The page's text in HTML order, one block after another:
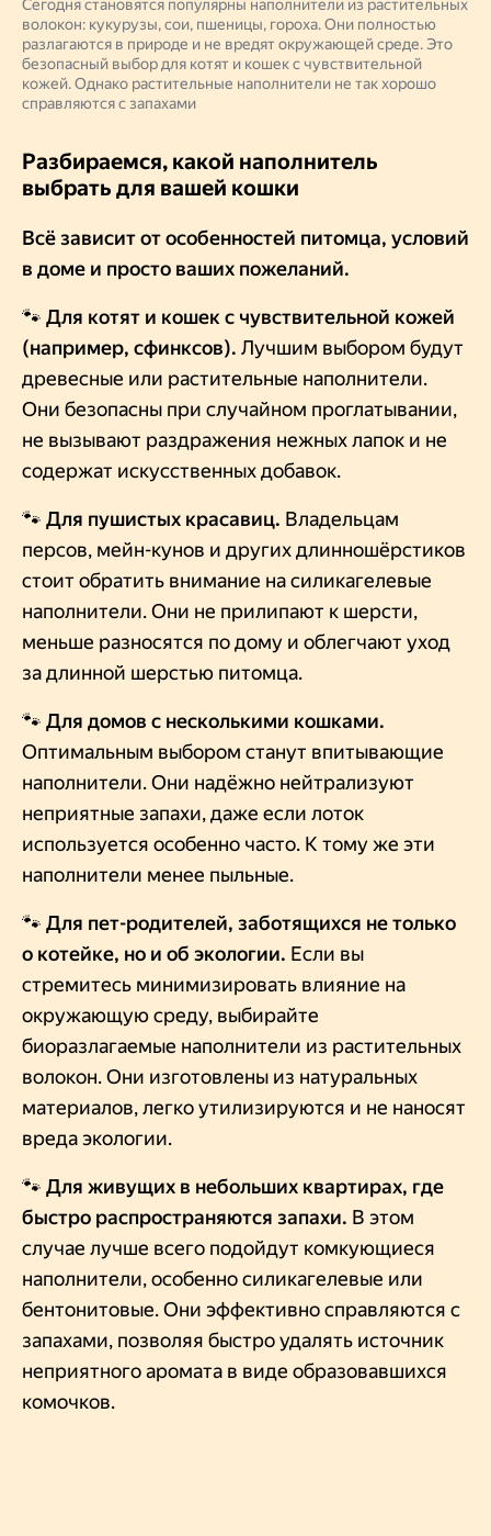
Сегодня становятся популярны наполнители из растительных
волокон: кукурузы, сои, пшеницы, гороха. Они полностью
разлагаются в природе и не вредят окружающей среде. Это
безопасный выбор для котят и кошек с чувствительной
кожей. Однако растительные наполнители не так хорошо
справляются с запахами
Разбираемся, какой наполнитель
выбрать для вашей кошки
Всё зависит от особенностей питомца, условий
в доме и просто ваших пожеланий.
🐾 Для котят и кошек с чувствительной кожей
(например, сфинксов). Лучшим выбором будут
древесные или растительные наполнители.
Они безопасны при случайном проглатывании,
не вызывают раздражения нежных лапок и не
содержат искусственных добавок.
🐾 Для пушистых красавиц. Владельцам
персов, мейн-кунов и других длинношёрстиков
стоит обратить внимание на силикагелевые
наполнители. Они не прилипают к шерсти,
меньше разносятся по дому и облегчают уход
за длинной шерстью питомца.
🐾 Для домов с несколькими кошками.
Оптимальным выбором станут впитывающие
наполнители. Они надёжно нейтрализуют
неприятные запахи, даже если лоток
используется особенно часто. К тому же эти
наполнители менее пыльные.
🐾 Для пет-родителей, заботящихся не только
о котейке, но и об экологии. Если вы
стремитесь минимизировать влияние на
окружающую среду, выбирайте
биоразлагаемые наполнители из растительных
волокон. Они изготовлены из натуральных
материалов, легко утилизируются и не наносят
вреда экологии.
🐾 Для живущих в небольших квартирах, где
быстро распространяются запахи. В этом
случае лучше всего подойдут комкующиеся
наполнители, особенно силикагелевые или
бентонитовые. Они эффективно справляются с
запахами, позволяя быстро удалять источник
неприятного аромата в виде образовавшихся
комочков.